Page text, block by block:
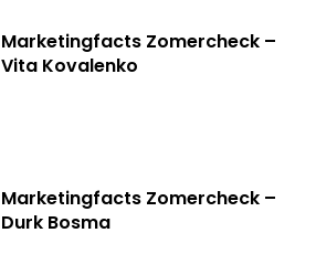
Marketingfacts Zomercheck –
Vita Kovalenko
Marketingfacts Zomercheck –
Durk Bosma